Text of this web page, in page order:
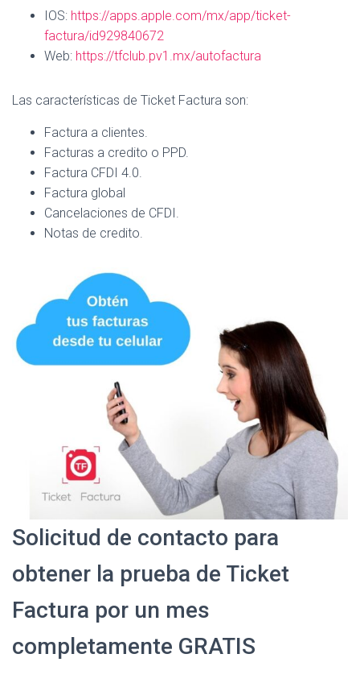
IOS: https://apps.apple.com/mx/app/ticket-
factura/id929840672
Web: https://tfclub.pv1.mx/autofactura
Las características de Ticket Factura son:
Factura a clientes.
Facturas a credito o PPD.
Factura CFDI 4.0.
Factura global
Cancelaciones de CFDI.
Notas de credito.
Solicitud de contacto para
obtener la prueba de Ticket
Factura por un mes
completamente GRATIS